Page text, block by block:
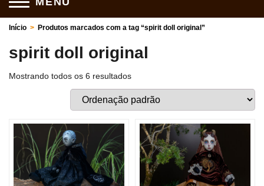
Início > Produtos marcados com a tag “spirit doll original”
spirit doll original
Mostrando todos os 6 resultados